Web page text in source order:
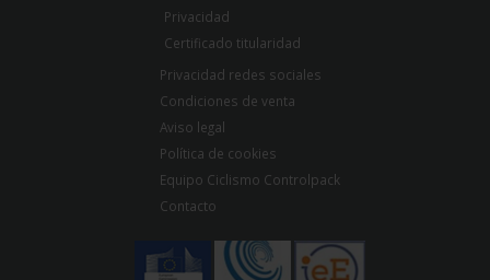
Privacidad
Certificado titularidad
Privacidad redes sociales
Condiciones de venta
Aviso legal
Política de cookies
Equipo Ciclismo Controlpack
Contacto